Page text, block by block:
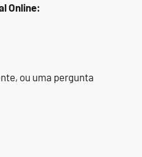
Online:
ou uma pergunta